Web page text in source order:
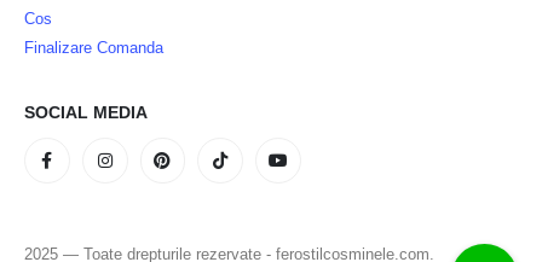
Cos
Finalizare Comanda
SOCIAL MEDIA
2025 — Toate drepturile rezervate - ferostilcosminele.com.